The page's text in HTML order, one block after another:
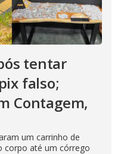
tentar
falso;
Contagem,
um carrinho de
corpo até um córrego